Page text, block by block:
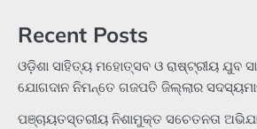
Recent Posts
ଓଡ଼ିଶା ସାହିତ୍ୟ ମହୋତ୍ସବ ଓ ରାଷ୍ଟ୍ରୀୟ ଯୁବ
ଯୋଗଦାନ ନିମନ୍ତେ ଗଜପତି ଜିଲ୍ଲାର
ପଞ୍ଚାୟତସ୍ତରୀୟ ନିଶାମୁକ୍ତ ସଚେତନତା